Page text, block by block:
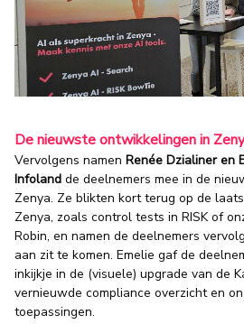
De nieuwste ontwikkelingen in
Vervolgens namen Renée Dzialiner en
Infoland de deelnemers mee in de
Zenya. Ze blikten kort terug op de
Zenya, zoals control tests in RISK of
Robin, en namen de deelnemers
aan zit te komen. Emelie gaf de
inkijkje in de (visuele) upgrade van de
vernieuwde compliance overzicht en
toepassingen.